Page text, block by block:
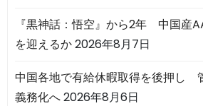
『黒神話：悟空』から2年 中国産
を迎えるか2026年8月7日
中国各地で有給休暇取得を後押し
義務化へ2026年8月6日